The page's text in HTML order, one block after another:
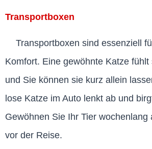
Transportboxen
Transportboxen sind essenziell
Komfort. Eine gewöhnte Katze fühlt
und Sie können sie kurz allein
lose Katze im Auto lenkt ab und
Gewöhnen Sie Ihr Tier wochenlang
vor der Reise.